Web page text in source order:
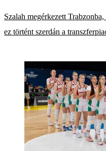
Szalah megérkezett
ez történt szerdán a